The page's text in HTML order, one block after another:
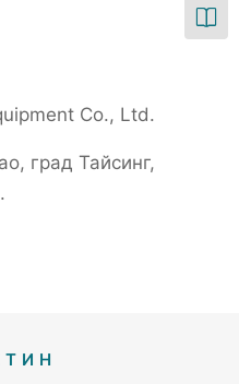
Co., Ltd.
град Тайсинг,